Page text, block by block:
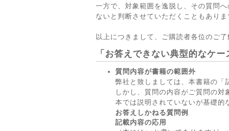
一方で、対象範囲を逸脱し、その質問
ないと判断させていただくこともありま
以上につきまして、ご購読者各位のご
「お答えできない典型的なケ
質問内容が書籍の範囲外
弊社と致しましては、本書籍の「
しかし、質問の内容がご質問の
本では説明されていないが基礎的
お答えしかねる質問例
記載内容の応用